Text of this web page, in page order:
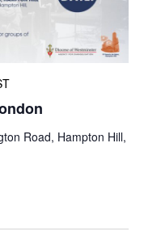
Road, Hampton Hill,